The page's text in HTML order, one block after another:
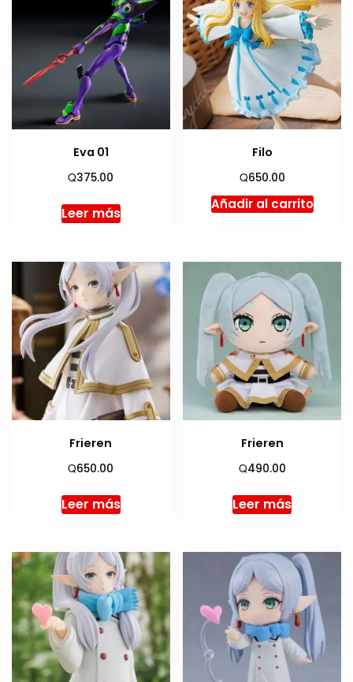
Eva 01
Q375.00
Leer más
Filo
Q650.00
Añadir al carrito
Frieren
Q650.00
Leer más
Frieren
Q490.00
Leer más